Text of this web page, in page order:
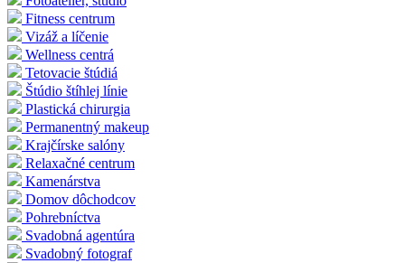
Fitness centrum
Vizáž a líčenie
Wellness centrá
Tetovacie štúdiá
Štúdio štíhlej línie
Plastická chirurgia
Permanentný makeup
Krajčírske salóny
Relaxačné centrum
Kamenárstva
Domov dôchodcov
Pohrebníctva
Svadobná agentúra
Svadobný fotograf